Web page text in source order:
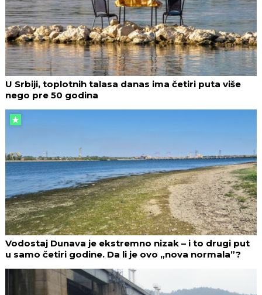
U Srbiji, toplotnih talasa danas ima četiri puta više
nego pre 50 godina
Vodostaj Dunava je ekstremno nizak – i to drugi put
u samo četiri godine. Da li je ovo „nova normala”?